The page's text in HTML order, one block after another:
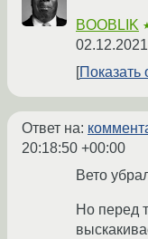
BOOBLIK
Показать
Ответ на:
20:18:50 +00:00
Вето
Но перед